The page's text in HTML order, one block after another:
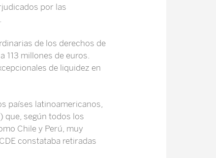
por las
de los derechos de
113 millones de euros.
de liquidez en
países latinoamericanos,
que, según todos los
Chile y Perú, muy
constataba retiradas